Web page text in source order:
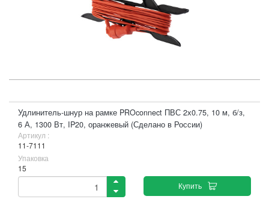
Удлинитель-шнур на рамке PROconnect ПВС 2х0.75, 10 м, б/з,
6 А, 1300 Вт, IP20, оранжевый (Сделано в России)
Артикул :
11-7111
Упаковка
15
Купить